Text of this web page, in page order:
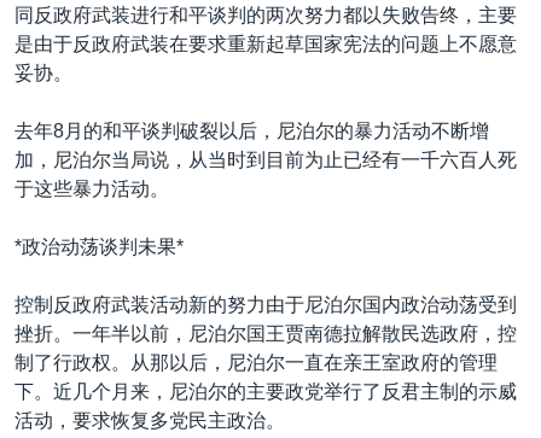
同反政府武装进行和平谈判的两次努力都以失败告终，主要
是由于反政府武装在要求重新起草国家宪法的问题上不愿意
妥协。
去年8月的和平谈判破裂以后，尼泊尔的暴力活动不断增
加，尼泊尔当局说，从当时到目前为止已经有一千六百人死
于这些暴力活动。
*政治动荡谈判未果*
控制反政府武装活动新的努力由于尼泊尔国内政治动荡受到
挫折。一年半以前，尼泊尔国王贾南德拉解散民选政府，控
制了行政权。从那以后，尼泊尔一直在亲王室政府的管理
下。近几个月来，尼泊尔的主要政党举行了反君主制的示威
活动，要求恢复多党民主政治。